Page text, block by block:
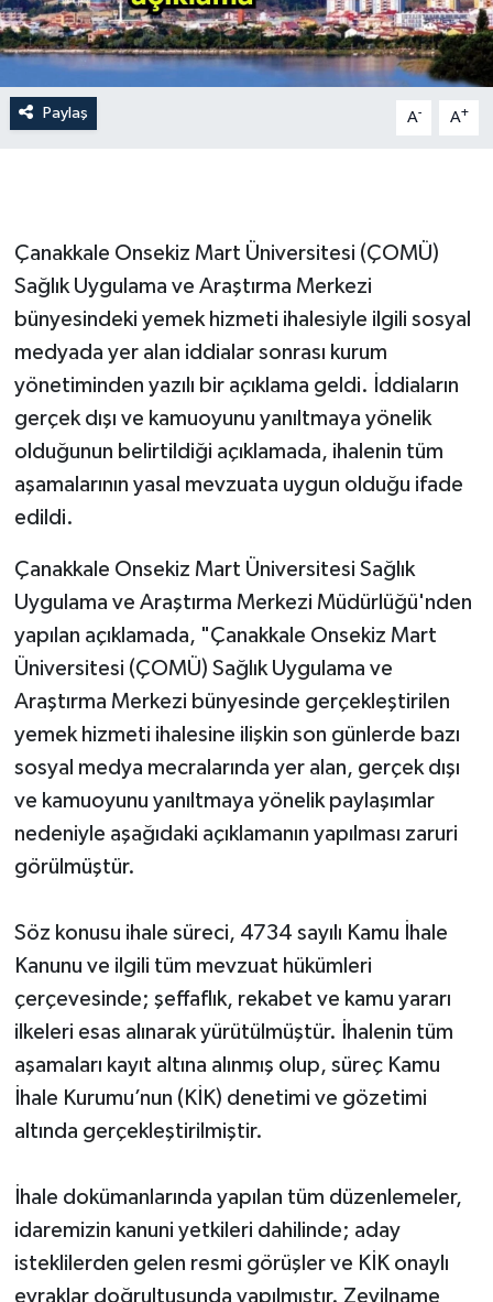
Paylaş A- A+
Çanakkale Onsekiz Mart Üniversitesi (ÇOMÜ)
Sağlık Uygulama ve Araştırma Merkezi
bünyesindeki yemek hizmeti ihalesiyle ilgili sosyal
medyada yer alan iddialar sonrası kurum
yönetiminden yazılı bir açıklama geldi. İddiaların
gerçek dışı ve kamuoyunu yanıltmaya yönelik
olduğunun belirtildiği açıklamada, ihalenin tüm
aşamalarının yasal mevzuata uygun olduğu ifade
edildi.
​Çanakkale Onsekiz Mart Üniversitesi Sağlık
Uygulama ve Araştırma Merkezi Müdürlüğü'nden
yapılan açıklamada, "Çanakkale Onsekiz Mart
Üniversitesi (ÇOMÜ) Sağlık Uygulama ve
Araştırma Merkezi bünyesinde gerçekleştirilen
yemek hizmeti ihalesine ilişkin son günlerde bazı
sosyal medya mecralarında yer alan, gerçek dışı
ve kamuoyunu yanıltmaya yönelik paylaşımlar
nedeniyle aşağıdaki açıklamanın yapılması zaruri
görülmüştür.
​Söz konusu ihale süreci, 4734 sayılı Kamu İhale
Kanunu ve ilgili tüm mevzuat hükümleri
çerçevesinde; şeffaflık, rekabet ve kamu yararı
ilkeleri esas alınarak yürütülmüştür. İhalenin tüm
aşamaları kayıt altına alınmış olup, süreç Kamu
İhale Kurumu’nun (KİK) denetimi ve gözetimi
altında gerçekleştirilmiştir.
​İhale dokümanlarında yapılan tüm düzenlemeler,
idaremizin kanuni yetkileri dahilinde; aday
isteklilerden gelen resmi görüşler ve KİK onaylı
evraklar doğrultusunda yapılmıştır. Zeyilname
Resmî ilanlar
Sağlık
Tarım ve Ekonomi
Teknoloji
Ulusal
Yaşam